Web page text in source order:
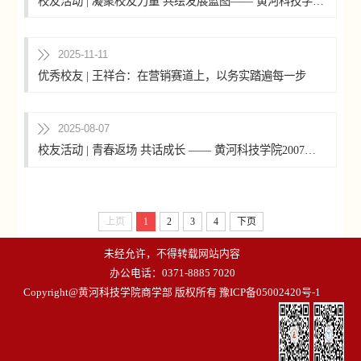
2025-11-11
优秀校友 | 王祥合：在营销赛道上，以务实踏遍每一步
2025-08-07
校友活动 | 青春返场 共话成长 —— 黄河科技学院2007级经济学专业校友返校重聚​
上页 1 2 3 4 下页
未经允许，不得转载网站内容
办公电话：0371-8885 7020
Copyright@黄河科技学院商学部 版权所有豫ICP备05002420号-1